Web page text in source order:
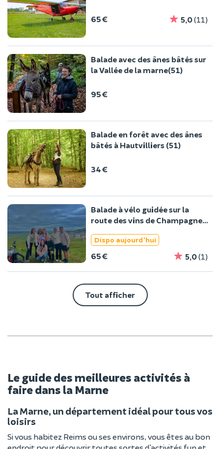
65 € 5,0(11)
Balade avec des ânes bâtés sur
la Vallée de la marne(51)
95 €
Balade en forêt avec des ânes
bâtés à Hautvilliers (51)
34 €
Balade à vélo guidée sur la
route des vins de Champagne
Dispo aujourd'hui
65 € 5,0(1)
Tout afficher
Le guide des meilleures activités à
faire dans la Marne
La Marne, un département idéal pour tous vos
loisirs
Si vous habitez Reims ou ses environs, vous êtes au bon